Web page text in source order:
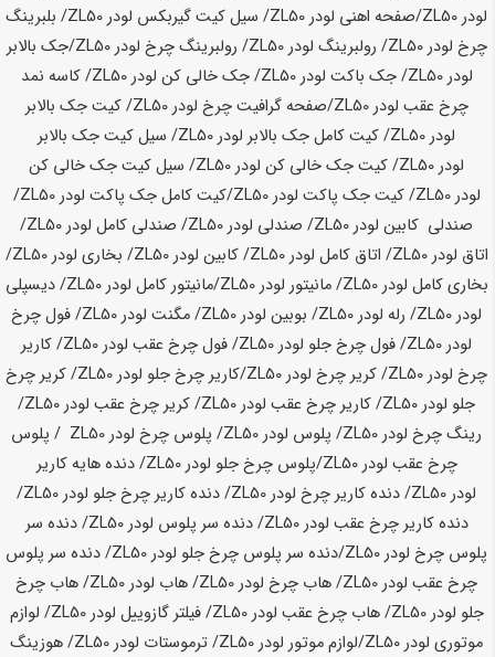
لودر
/صفحه اهنی لودر / سیل کیت گیربکس لودر
/ بلبرینگ
چرخ لودرZL50 / رولبرینگ لودرZL50 / رولبرینگ چرخ لودرZL50
/جک بالابر
لودرZL50 / جک باکت لودرZL50 / جک خالی کن لودرZL50
/ کاسه نمد
چرخ عقب لودرZL50 /صفحه گرافیت چرخ لودرZL50
/ کیت جک بالابر
لودر
/ کیت کامل جک بالابر لودر
/ سیل کیت جک بالابر
لودر
/ کیت جک خالی کن لودر
/ سیل کیت جک خالی کن
لودرZL50 / کیت جک پاکت لودرZL50 /کیت کامل جک پاکت لودرZL50
/
صندلی کابین لودر
/ صندلی لودر / صندلی کامل لودر
/
اتاق لودرZL50 / اتاق کامل لودرZL50 / کابین لودرZL50 / بخاری لودرZL50
/
بخاری کامل لودرZL50 / مانیتور لودرZL50 /مانیتور کامل لودرZL50
/ دیسپلی
لودر
/ رله لودر / بوبین لودر / مگنت لودر
/ فول چرخ
لودر
/ فول چرخ جلو لودر / فول چرخ عقب لودر
/ کاریر
چرخ لودر
/ کریر چرخ لودر /کاریر چرخ جلو لودر
/ کریر چرخ
جلو لودر
/ کاریر چرخ عقب لودر / کریر چرخ عقب لودر
/
رینگ چرخ لودر
/ پلوس لودر / پلوس چرخ لودر
/ پلوس
چرخ عقب لودرZL50 /پلوس چرخ جلو لودرZL50
/ دنده هایه کاریر
لودر
/ دنده کاریر چرخ لودر / دنده کاریر چرخ جلو لودر
/
دنده کاریر چرخ عقب لودرZL50 / دنده سر پلوس لودرZL50
/ دنده سر
پلوس چرخ لودر
/دنده سر پلوس چرخ جلو لودر
/ دنده سر پلوس
چرخ عقب لودر
/ هاب چرخ لودر / هاب لودر
/ هاب چرخ
جلو لودرZL50 / هاب چرخ عقب لودرZL50 / فیلتر گازوییل لودرZL50
/ لوازم
موتوری لودر
/لوازم موتور لودر / ترموستات لودر
/ هوزینگ